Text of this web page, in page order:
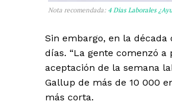
Nota recomendada: 4 Dias Laborales
Sin embargo, en la
días. “La gente comenzó
aceptación de la semana
Gallup de más de 10 000
más corta.